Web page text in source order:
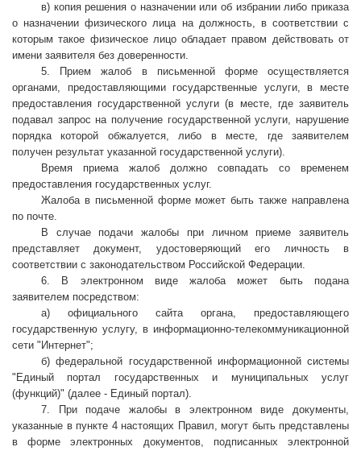
в) копия решения о назначении или об избрании либо приказа
о назначении физического лица на должность, в соответствии с
которым такое физическое лицо обладает правом действовать от
имени заявителя без доверенности.
5. Прием жалоб в письменной форме осуществляется
органами, предоставляющими государственные услуги, в месте
предоставления государственной услуги (в месте, где заявитель
подавал запрос на получение государственной услуги, нарушение
порядка которой обжалуется, либо в месте, где заявителем
получен результат указанной государственной услуги).
Время приема жалоб должно совпадать со временем
предоставления государственных услуг.
Жалоба в письменной форме может быть также направлена
по почте.
В случае подачи жалобы при личном приеме заявитель
представляет документ, удостоверяющий его личность в
соответствии с законодательством Российской Федерации.
6. В электронном виде жалоба может быть подана
заявителем посредством:
а) официального сайта органа, предоставляющего
государственную услугу, в информационно-телекоммуникационной
сети "Интернет";
б) федеральной государственной информационной системы
"Единый портал государственных и муниципальных услуг
(функций)" (далее - Единый портал).
7. При подаче жалобы в электронном виде документы,
указанные в пункте 4 настоящих Правил, могут быть представлены
в форме электронных документов, подписанных электронной